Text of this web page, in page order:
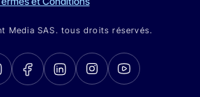
Media SAS. tous droits réservés.